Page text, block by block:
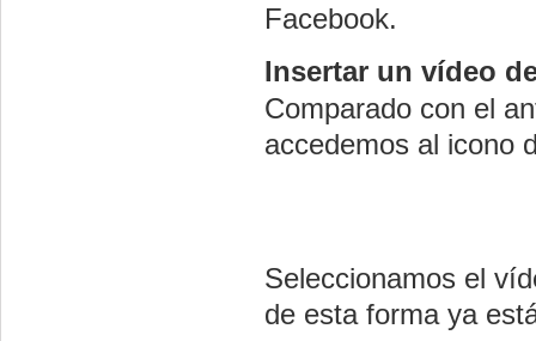
Facebook.
Insertar un vídeo
Comparado con el
accedemos al icono
Seleccionamos el
de esta forma ya